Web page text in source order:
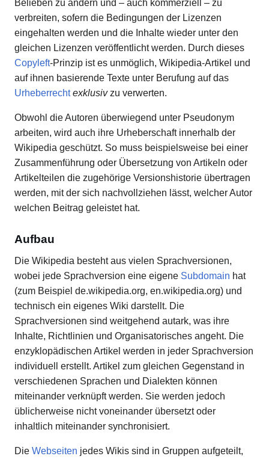
Belieben zu ändern und – auch kommerziell – zu
verbreiten, sofern die Bedingungen der Lizenzen
eingehalten werden und die Inhalte wieder unter den
gleichen Lizenzen veröffentlicht werden. Durch dieses
Copyleft-Prinzip ist es unmöglich, Wikipedia-Artikel und
auf ihnen basierende Texte unter Berufung auf das
Urheberrecht exklusivzu verwerten.
Obwohl die Autoren überwiegend unter Pseudonym
arbeiten, wird auch ihre Urheberschaft innerhalb der
Wikipedia geschützt. So muss beispielsweise bei einer
Zusammenführung oder Übersetzung von Artikeln oder
Artikelteilen die zugehörige Versionshistorie übertragen
werden, mit der sich nachvollziehen lässt, welcher Autor
welchen Beitrag geleistet hat.
Aufbau
Die Wikipedia besteht aus vielen Sprachversionen,
wobei jede Sprachversion eine eigene Subdomain hat
(zum Beispiel de.wikipedia.org, en.wikipedia.org) und
technisch ein eigenes Wiki darstellt. Die
Sprachversionen sind weitgehend autark, was ihre
Inhalte, Richtlinien und Organisatorisches angeht. Die
enzyklopädischen Artikel werden in jeder Sprachversion
individuell erstellt. Artikel zum gleichen Gegenstand in
verschiedenen Sprachen und Dialekten können
miteinander verknüpft werden. Sie werden jedoch
üblicherweise nicht voneinander übersetzt oder
inhaltlich miteinander synchronisiert.
Die Webseiten jedes Wikis sind in Gruppen aufgeteilt,